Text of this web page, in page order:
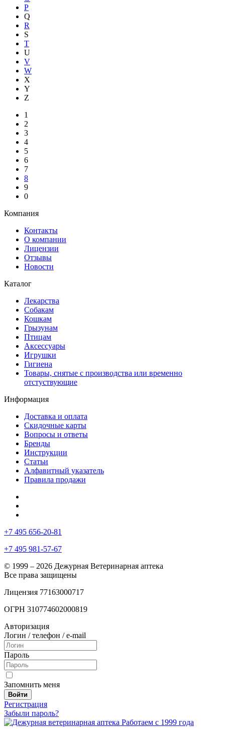
P
Q
R
S
T
U
V
W
X
Y
Z
1
2
3
4
5
6
7
8
9
0
Компания
Контакты
О компании
Лицензии
Отзывы
Новости
Каталог
Лекарства
Собакам
Кошкам
Грызунам
Птицам
Аксессуары
Игрушки
Гигиена
Товары, снятые с производства или временно
отстуствующие
Информация
Доставка и оплата
Скидочные карты
Вопросы и ответы
Бренды
Инструкции
Статьи
Алфавитный указатель
Правила продажи
+7 495 656-20-81
+7 495 981-57-67
© 1999 – 2026 Дежурная Ветеринарная аптека
Все права защищены
Лицензия 77163000717
ОГРН 310774602000819
Авторизация
Логин / телефон / e-mail
Пароль
Запомнить меня
Войти
Регистрация
Забыли пароль?
Работаем с 1999 года